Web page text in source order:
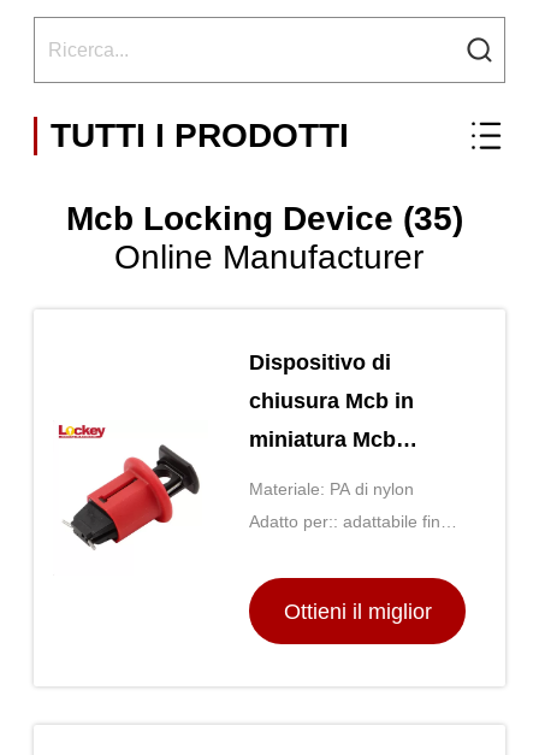
TUTTI I PRODOTTI
Mcb Locking Device (35)
Online Manufacturer
Dispositivo di
chiusura Mcb in
miniatura Mcb
Safety Lock 2 fori
facilmente
Materiale: PA di nylon
Adatto per:: adattabile fino a
Ottieni il miglior